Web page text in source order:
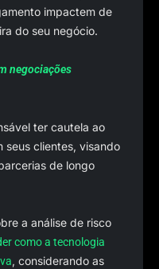
impactem de
do seu negócio.
negociações
ter cautela ao
seus clientes, visando
de longo
a análise de risco
como a tecnologia
, considerando as